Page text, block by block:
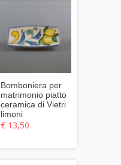
Bomboniera per
matrimonio piatto
ceramica di Vietri
limoni
€ 13,50